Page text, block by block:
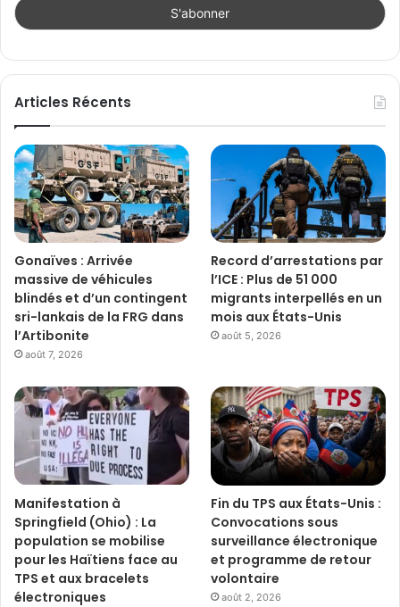
Articles Récents
Gonaïves : Arrivée
massive de véhicules
blindés et d’un contingent
sri-lankais de la FRG dans
l’Artibonite
août 7, 2026
Record d’arrestations par
l’ICE : Plus de 51 000
migrants interpellés en un
mois aux États-Unis
août 5, 2026
Manifestation à
Springfield (Ohio) : La
population se mobilise
pour les Haïtiens face au
TPS et aux bracelets
électroniques
Fin du TPS aux États-Unis :
Convocations sous
surveillance électronique
et programme de retour
volontaire
août 2, 2026